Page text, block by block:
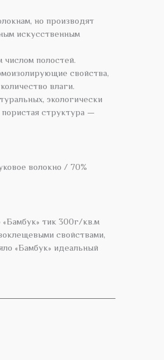
но производят
искусственным
полостей.
свойства,
влаги.
экологически
структура —
волокно / 70%
«Бамбук» тик 300г/кв.м
свойствами,
«Бамбук» идеальный